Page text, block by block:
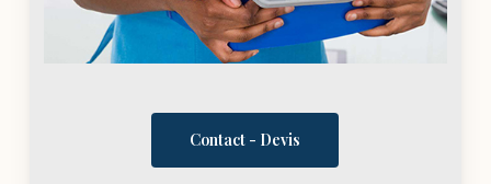
Contact - Devis